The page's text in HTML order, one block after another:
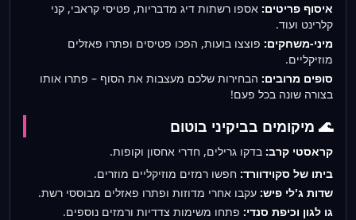
איסוף פריטים: אספו רשתות דיג מדבריות, פטיסי קראבי, קני
קלרינט ועוד.
מיני-משחקים: פוצצו בועות, הפכו פטיסים ופתרו פאזלים
מוזיקליים.
סופים מרובים: הבחירות שלכם מעצבות את הסוף – פתרו אותו
בצורה שונה בכל פעם!
🌊 מיקומים בביקיני בוטום
קראסטי קרב: בדקו גרילים, חדרי אחסון וקופות.
ביתו של סקוידוורד: חפשו רמזים מוזיקליים מוזרים.
שדות ג'לי פיש: עקבו אחרי מדוזות ופתרו פאזלים מבוססי רשת.
גו לגון וכיפת סנדי: פתחו משימות צדדיות ורמזים נוספים.